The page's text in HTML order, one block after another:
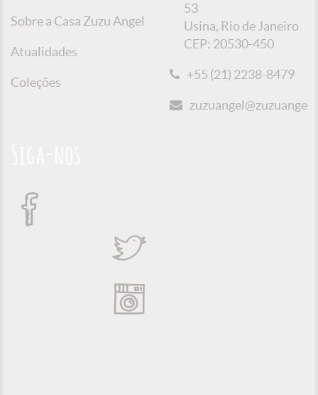
Sobre a Casa Zuzu Angel
Atualidades
Coleções
53
Usina, Rio de Janeiro
CEP: 20530-450
+55 (21) 2238-8479